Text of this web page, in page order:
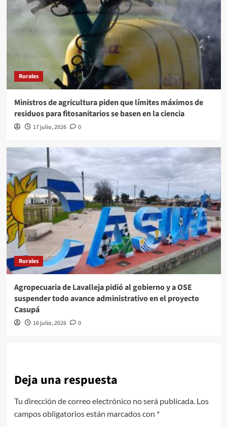
Rurales
Ministros de agricultura piden que límites máximos de
residuos para fitosanitarios se basen en la ciencia
17 julio, 2026 0
Rurales
Agropecuaria de Lavalleja pidió al gobierno y a OSE
suspender todo avance administrativo en el proyecto
Casupá
16 julio, 2026 0
Deja una respuesta
Tu dirección de correo electrónico no será publicada. Los
campos obligatorios están marcados con *